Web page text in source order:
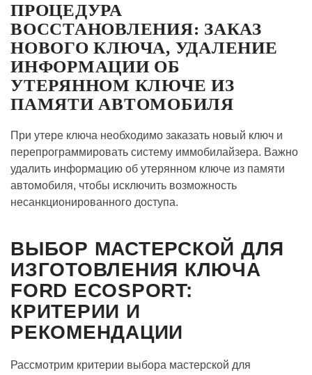
ПРОЦЕДУРА
ВОССТАНОВЛЕНИЯ: ЗАКАЗ
НОВОГО КЛЮЧА, УДАЛЕНИЕ
ИНФОРМАЦИИ ОБ
УТЕРЯННОМ КЛЮЧЕ ИЗ
ПАМЯТИ АВТОМОБИЛЯ
При утере ключа необходимо заказать новый ключ и
перепрограммировать систему иммобилайзера. Важно
удалить информацию об утерянном ключе из памяти
автомобиля, чтобы исключить возможность
несанкционированного доступа.
ВЫБОР МАСТЕРСКОЙ ДЛЯ
ИЗГОТОВЛЕНИЯ КЛЮЧА
FORD ECOSPORT:
КРИТЕРИИ И
РЕКОМЕНДАЦИИ
Рассмотрим критерии выбора мастерской для